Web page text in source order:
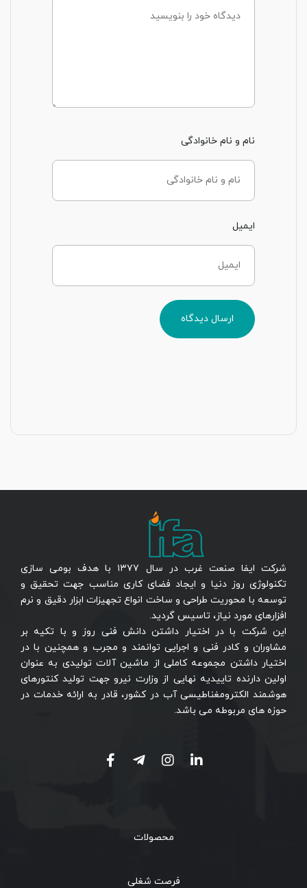
نام و نام خانوادگی
ایمیل
ارسال دیدگاه
شرکت ایفا صنعت غرب در سال ۱۳۷۷ با هدف بومی سازی
تکنولوژی روز دنیا و ایجاد فضای کاری مناسب جهت تحقیق و
توسعه با محوریت طراحی و ساخت انواع تجهیزات ابزار دقیق و نرم
افزارهای مورد نیاز، تاسیس گردید.
این شرکت با در اختیار داشتن دانش فنی روز و با تکیه بر
مشاوران و کادر فنی و اجرایی توانمند و مجرب و همچنین با در
اختیار داشتن مجموعه کاملی از ماشین آلات تولیدی به عنوان
اولین دارنده تاییدیه نهایی از وزارت نیرو جهت تولید کنتورهای
هوشمند الکترومغناطیسی آب در کشور، قادر به ارائه خدمات در
حوزه های مربوطه می باشد.
محصولات
فرصت شغلی